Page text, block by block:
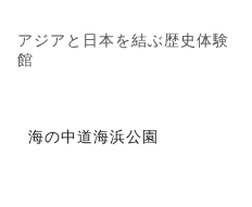
アジアと日本を結ぶ歴史体験
館
海の中道海浜公園